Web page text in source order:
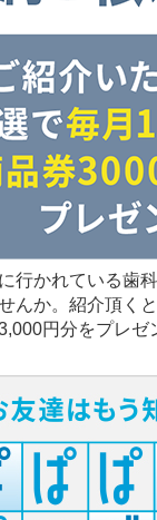
行かれている歯
んか。紹介頂く
円分をプレゼ